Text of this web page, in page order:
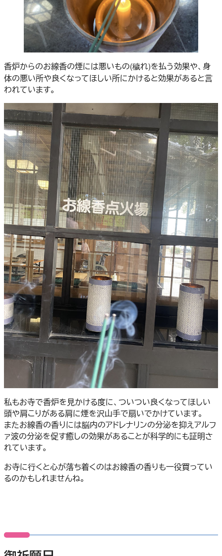
香炉からのお線香の煙には悪いもの(穢れ)を払う効果や、身
体の悪い所や良くなってほしい所にかけると効果があると言
われています。
私もお寺で香炉を見かける度に、ついつい良くなってほしい
頭や肩こりがある肩に煙を沢山手で扇いでかけています。
またお線香の香りには脳内のアドレナリンの分泌を抑えアルフ
ァ波の分泌を促す癒しの効果があることが科学的にも証明さ
れています。
お寺に行くと心が落ち着くのはお線香の香りも一役買ってい
るのかもしれませんね。